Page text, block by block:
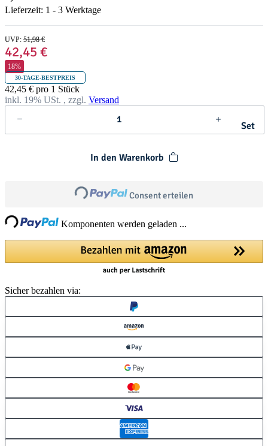
Lieferzeit: 1 - 3 Werktage
UVP: 51,98 €
42,45 €
18%
30-TAGE-BESTPREIS
42,45 € pro 1 Stück
inkl. 19% USt. , zzgl. Versand
Set
In den Warenkorb
Loading... Consent erteilen
Komponenten werden geladen ...
Sicher bezahlen via: